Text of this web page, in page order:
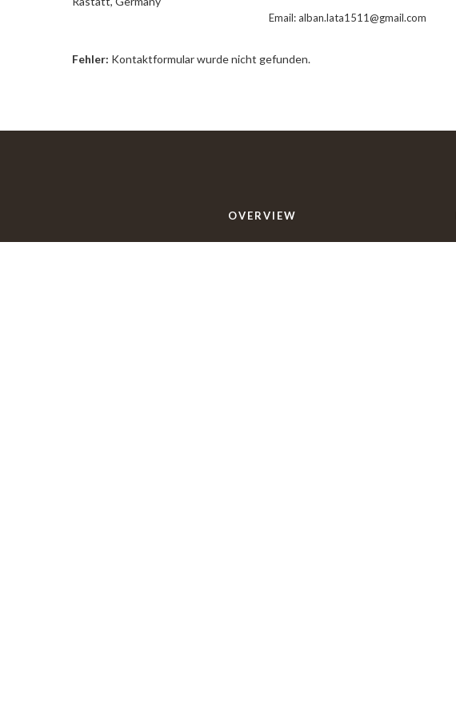
Email:alban.lata1511@gmail.com
Fehler: Kontaktformular wurde nicht gefunden.
OVERVIEW